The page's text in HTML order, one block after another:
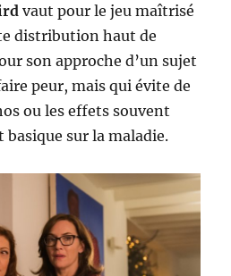
vaut pour le jeu maîtrisé
distribution haut de
son approche d’un sujet
peur, mais qui évite de
ou les effets souvent
basique sur la maladie.